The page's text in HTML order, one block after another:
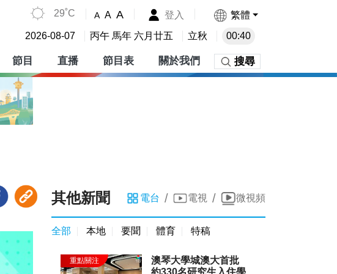
29˚C A A A 登入 繁體
2026-08-07 丙午 馬年 六月廿五 立秋 00:40
節目 直播 節目表 關於我們 搜尋
其他新聞 電台 / 電視 / 微視頻
全部 本地 要聞 體育 特稿
澳琴大學城澳大首批
約330名研究生入住學